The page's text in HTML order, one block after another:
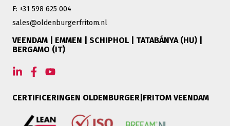
F: +31 598 625 004
sales@oldenburgerfritom.nl
VEENDAM | EMMEN | SCHIPHOL | TATABÁNYA (HU) |
BERGAMO (IT)
CERTIFICERINGEN OLDENBURGER|FRITOM VEENDAM